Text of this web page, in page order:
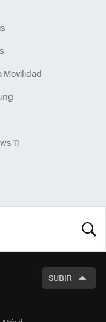
Movilidad
11
SUBIR